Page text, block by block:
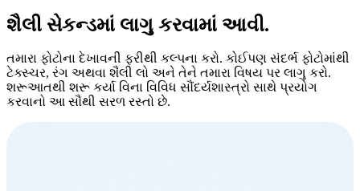
શૈલી સેકન્ડમાં લાગુ કરવામાં આવી.
તમારા ફોટોના દેખાવની ફરીથી કલ્પના કરો. કોઈપણ સંદર્ભ ફોટોમાંથી
ટેક્સ્ચર, રંગ અથવા શૈલી લો અને તેને તમારા વિષય પર લાગુ કરો.
શરૂઆતથી શરૂ કર્યા વિના વિવિધ સૌંદર્યશાસ્ત્રો સાથે પ્રયોગ
કરવાનો આ સૌથી સરળ રસ્તો છે.